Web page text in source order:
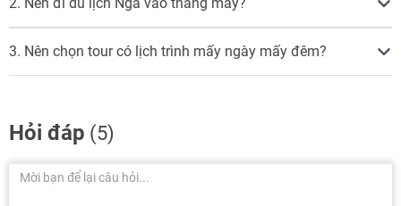
3. Nên chọn tour có lịch trình mấy ngày mấy đêm?
Hỏi đáp (5)